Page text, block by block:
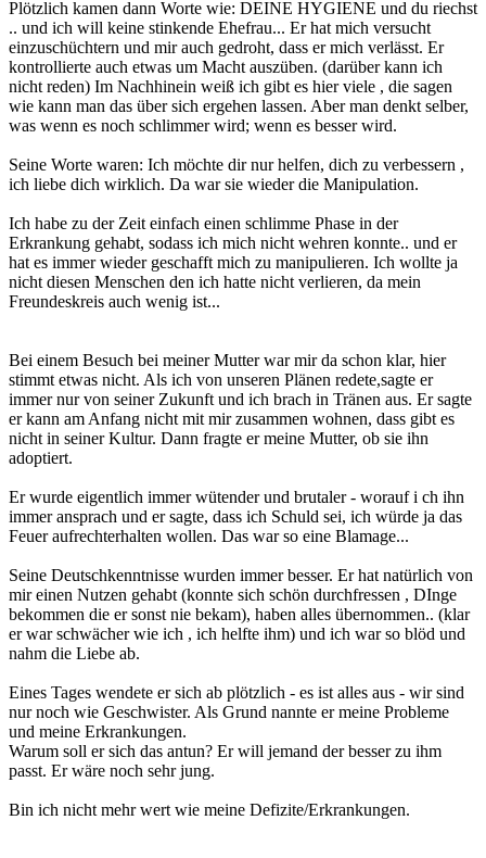
Plötzlich kamen dann Worte wie: DEINE HYGIENE und du riechst
.. und ich will keine stinkende Ehefrau... Er hat mich versucht
einzuschüchtern und mir auch gedroht, dass er mich verlässt. Er
kontrollierte auch etwas um Macht auszüben. (darüber kann ich
nicht reden) Im Nachhinein weiß ich gibt es hier viele , die sagen
wie kann man das über sich ergehen lassen. Aber man denkt selber,
was wenn es noch schlimmer wird; wenn es besser wird.
Seine Worte waren: Ich möchte dir nur helfen, dich zu verbessern ,
ich liebe dich wirklich. Da war sie wieder die Manipulation.
Ich habe zu der Zeit einfach einen schlimme Phase in der
Erkrankung gehabt, sodass ich mich nicht wehren konnte.. und er
hat es immer wieder geschafft mich zu manipulieren. Ich wollte ja
nicht diesen Menschen den ich hatte nicht verlieren, da mein
Freundeskreis auch wenig ist...
Bei einem Besuch bei meiner Mutter war mir da schon klar, hier
stimmt etwas nicht. Als ich von unseren Plänen redete,sagte er
immer nur von seiner Zukunft und ich brach in Tränen aus. Er sagte
er kann am Anfang nicht mit mir zusammen wohnen, dass gibt es
nicht in seiner Kultur. Dann fragte er meine Mutter, ob sie ihn
adoptiert.
Er wurde eigentlich immer wütender und brutaler - worauf i ch ihn
immer ansprach und er sagte, dass ich Schuld sei, ich würde ja das
Feuer aufrechterhalten wollen. Das war so eine Blamage...
Seine Deutschkenntnisse wurden immer besser. Er hat natürlich von
mir einen Nutzen gehabt (konnte sich schön durchfressen , DInge
bekommen die er sonst nie bekam), haben alles übernommen.. (klar
er war schwächer wie ich , ich helfte ihm) und ich war so blöd und
nahm die Liebe ab.
Eines Tages wendete er sich ab plötzlich - es ist alles aus - wir sind
nur noch wie Geschwister. Als Grund nannte er meine Probleme
und meine Erkrankungen.
Warum soll er sich das antun? Er will jemand der besser zu ihm
passt. Er wäre noch sehr jung.
Bin ich nicht mehr wert wie meine Defizite/Erkrankungen.